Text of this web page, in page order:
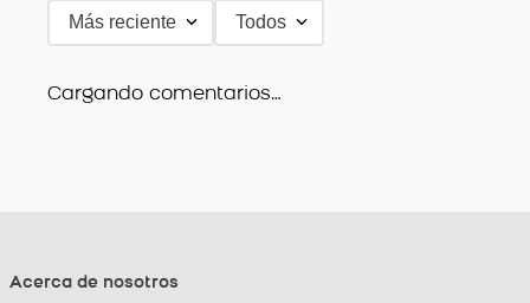
Más reciente Todos
Cargando comentarios…
Acerca de nosotros